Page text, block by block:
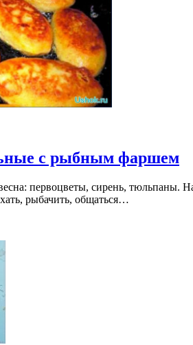
с рыбным фаршем
первоцветы, сирень, тюльпаны.
рыбачить, общаться…